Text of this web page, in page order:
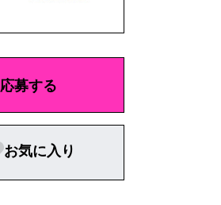
応募する
お気に入り